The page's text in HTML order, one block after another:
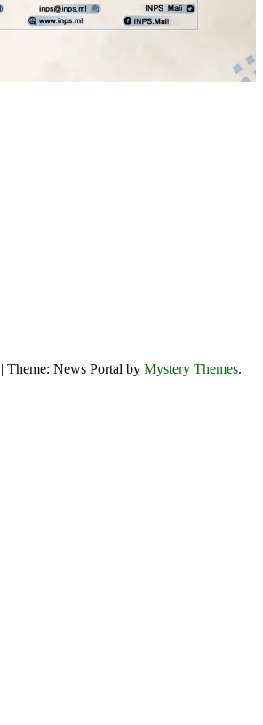
| Theme: News Portal by Mystery Themes.